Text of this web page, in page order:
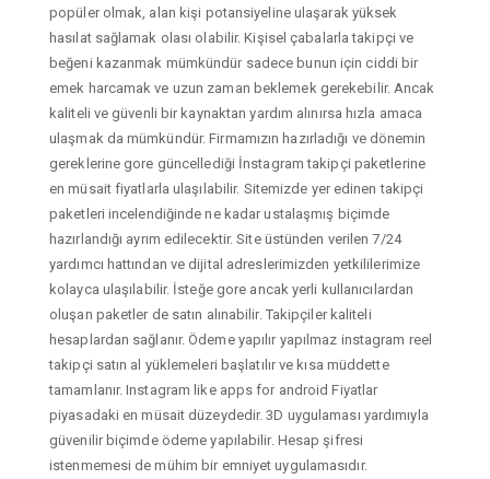
popüler olmak, alan kişi potansiyeline ulaşarak yüksek
hasılat sağlamak olası olabilir. Kişisel çabalarla takipçi ve
beğeni kazanmak mümkündür sadece bunun için ciddi bir
emek harcamak ve uzun zaman beklemek gerekebilir. Ancak
kaliteli ve güvenli bir kaynaktan yardım alınırsa hızla amaca
ulaşmak da mümkündür. Firmamızın hazırladığı ve dönemin
gereklerine gore güncellediği İnstagram takipçi paketlerine
en müsait fiyatlarla ulaşılabilir. Sitemizde yer edinen takipçi
paketleri incelendiğinde ne kadar ustalaşmış biçimde
hazırlandığı ayrım edilecektir. Site üstünden verilen 7/24
yardımcı hattından ve dijital adreslerimizden yetkililerimize
kolayca ulaşılabilir. İsteğe gore ancak yerli kullanıcılardan
oluşan paketler de satın alınabilir. Takipçiler kaliteli
hesaplardan sağlanır. Ödeme yapılır yapılmaz instagram reel
takipçi satın al yüklemeleri başlatılır ve kısa müddette
tamamlanır. Instagram like apps for android Fiyatlar
piyasadaki en müsait düzeydedir. 3D uygulaması yardımıyla
güvenilir biçimde ödeme yapılabilir. Hesap şifresi
istenmemesi de mühim bir emniyet uygulamasıdır.